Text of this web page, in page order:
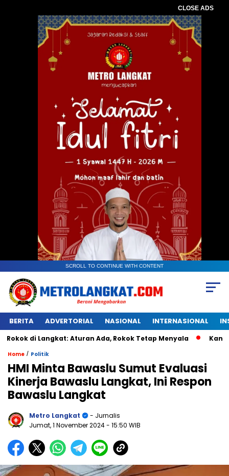
CLOSE ADS
SCROLL TO CONTINUE WITH CONTENT
BERITA ADVERTORIAL NASIONAL INTERNASIONAL
Langkat: Aturan Ada, Rokok Tetap Menyala Kantongan
Home / Politik
HMI Minta Bawaslu Sumut Evaluasi
Kinerja Bawaslu Langkat, Ini Respon
Bawaslu Langkat
Metro Langkat
- Jurnalis
Jumat, 1 November 2024- 15:50 WIB